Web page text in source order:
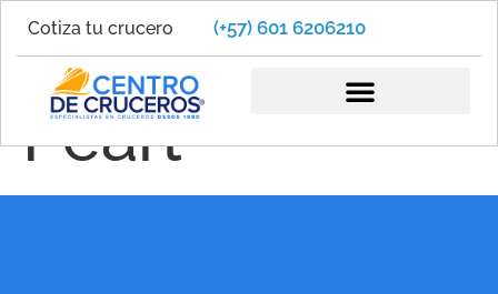
Cotiza tu crucero (+57) 601 6206210
Norwegian
Pearl